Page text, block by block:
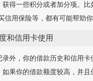
得一些积分或者加分项。比
信用保险等，都有可能帮助你
和信用卡使用
录外，你的借款历史和信用
果你的借款额度较高，并且